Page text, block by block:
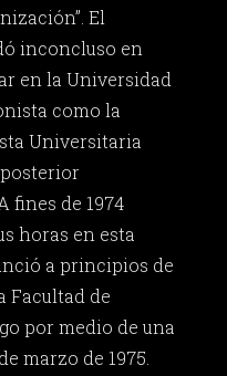
El
inconcluso en
en la Universidad
como la
Universitaria
posterior
fines de 1974
horas en esta
a principios de
Facultad de
por medio de una
marzo de 1975.